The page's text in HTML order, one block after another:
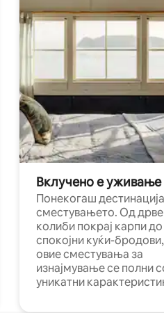
Вклучено е уживање
Понекогаш
сместувањето. Од
колиби покрај карпи до
спокојни куќи-бродови,
овие сместувања за
изнајмување се полни
уникатни